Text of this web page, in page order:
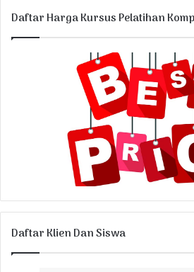
Daftar Harga Kursus Pelatihan
Daftar Klien Dan Siswa